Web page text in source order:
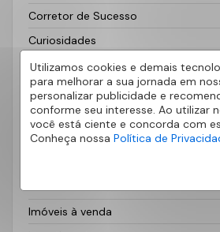
Utilizamos cookies e demais
para melhorar a sua jornada em
personalizar publicidade e
conforme seu interesse. Ao utilizar
você está ciente e concorda com
Conheça nossa Política de
Corretor de Sucesso
Curiosidades
Decoração
Dicas
Dicas do Bairro
Documentação Imobiliária
Imóveis
Imóveis à venda